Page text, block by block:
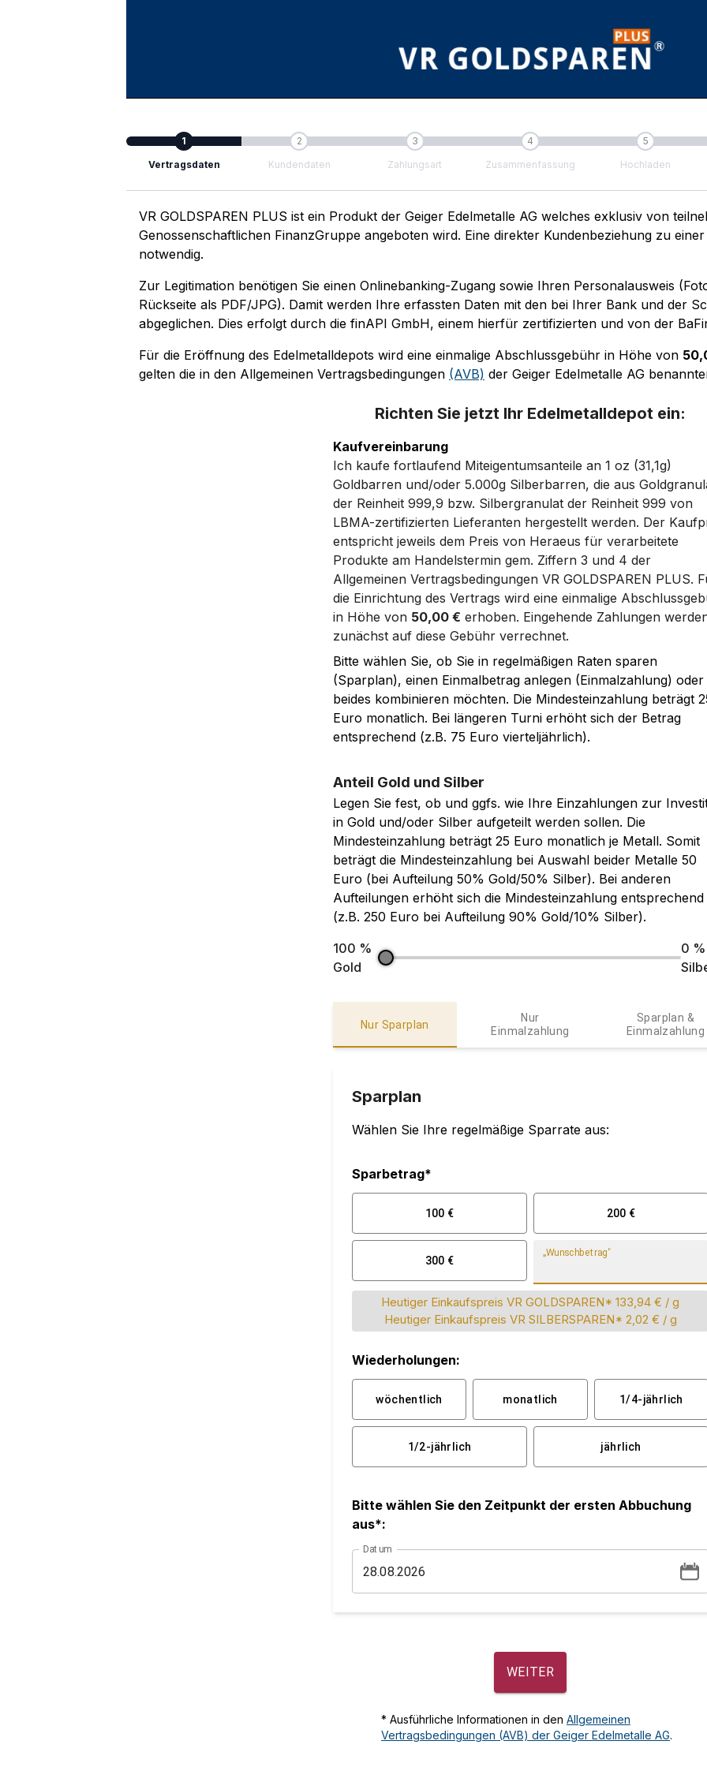
1
Vertragsdaten
2
Kundendaten
3
Zahlungsart
4
Zusammenfassung
5
Hochladen
VR GOLDSPAREN PLUS ist ein Produkt der Geiger Edelmetalle AG welches exklusiv von
Genossenschaftlichen FinanzGruppe angeboten wird. Eine direkter Kundenbeziehung zu
notwendig.
Zur Legitimation benötigen Sie einen Onlinebanking-Zugang sowie Ihren Personalausweis
Rückseite als PDF/JPG). Damit werden Ihre erfassten Daten mit den bei Ihrer Bank und der
abgeglichen. Dies erfolgt durch die finAPI GmbH, einem hierfür zertifizierten und von der
Für die Eröffnung des Edelmetalldepots wird eine einmalige Abschlussgebühr in Höhe von
gelten die in den Allgemeinen Vertragsbedingungen (AVB) der Geiger Edelmetalle AG
Richten Sie jetzt Ihr Edelmetalldepot ein:
Kaufvereinbarung
Ich kaufe fortlaufend Miteigentumsanteile an 1 oz (31,1g)
Goldbarren und/oder 5.000g Silberbarren, die aus
der Reinheit 999,9 bzw. Silbergranulat der Reinheit 999 von
LBMA-zertifizierten Lieferanten hergestellt werden. Der
entspricht jeweils dem Preis von Heraeus für verarbeitete
Produkte am Handelstermin gem. Ziffern 3 und 4 der
Allgemeinen Vertragsbedingungen VR GOLDSPAREN PLUS.
die Einrichtung des Vertrags wird eine einmalige
in Höhe von 50,00 € erhoben. Eingehende Zahlungen
zunächst auf diese Gebühr verrechnet.
Bitte wählen Sie, ob Sie in regelmäßigen Raten sparen
(Sparplan), einen Einmalbetrag anlegen (Einmalzahlung) oder
beides kombinieren möchten. Die Mindesteinzahlung beträgt
Euro monatlich. Bei längeren Turni erhöht sich der Betrag
entsprechend (z.B. 75 Euro vierteljährlich).
Anteil Gold und Silber
Legen Sie fest, ob und ggfs. wie Ihre Einzahlungen zur
in Gold und/oder Silber aufgeteilt werden sollen. Die
Mindesteinzahlung beträgt 25 Euro monatlich je Metall. Somit
beträgt die Mindesteinzahlung bei Auswahl beider Metalle 50
Euro (bei Aufteilung 50% Gold/50% Silber). Bei anderen
Aufteilungen erhöht sich die Mindesteinzahlung entsprechend
(z.B. 250 Euro bei Aufteilung 90% Gold/10% Silber).
100 %
Gold
0 %
Nur Sparplan
Nur
Einmalzahlung
Sparplan &
Einmalzahlung
Sparplan
Wählen Sie Ihre regelmäßige Sparrate aus:
Sparbetrag*
100 € 200 €
300 €
„Wunschbetrag“
Heutiger Einkaufspreis VR GOLDSPAREN* 133,94 € / g
Heutiger Einkaufspreis VR SILBERSPAREN* 2,02 € / g
Wiederholungen:
wöchentlich monatlich 1/4-jährlich
1/2-jährlich jährlich
Bitte wählen Sie den Zeitpunkt der ersten Abbuchung
aus*:
Datum
WEITER
* Ausführliche Informationen in den Allgemeinen
Vertragsbedingungen (AVB) der Geiger Edelmetalle AG.